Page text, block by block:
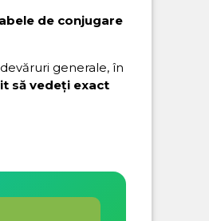
de conjugare
generale, în
să vedeți exact